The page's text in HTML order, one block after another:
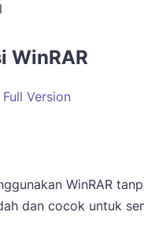
WinRAR
Version
WinRAR
dan cocok untuk